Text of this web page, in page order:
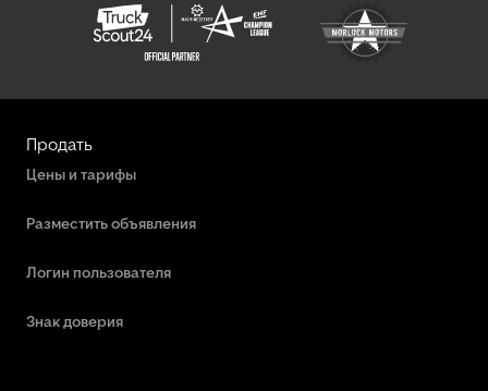
Продать
Цены и тарифы
Разместить объявления
Логин пользователя
Знак доверия